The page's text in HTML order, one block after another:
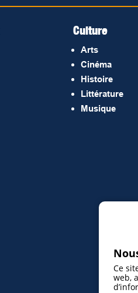
Culture
Arts
Cinéma
Histoire
Littérature
Musique
Ce
web,